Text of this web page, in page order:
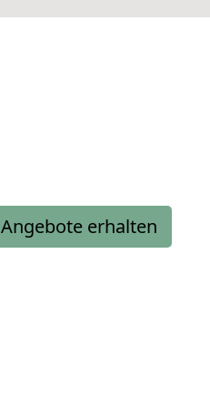
erhalten